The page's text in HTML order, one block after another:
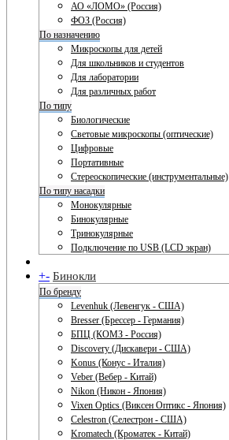
АО «ЛОМО» (Россия)
ФОЗ (Россия)
По назначению
Микроскопы для детей
Для школьников и студентов
Для лаборатории
Для различных работ
По типу
Биологические
Световые микроскопы (оптические)
Цифровые
Портативные
Стереоскопические (инструментальные)
По типу насадки
Монокулярные
Бинокулярные
Тринокулярные
Подключение по USB (LCD экран)
+- Бинокли
По бренду
Levenhuk (Левенгук - США)
Bresser (Брессер - Германия)
БПЦ (КОМЗ - Россия)
Discovery (Дискавери - США)
Konus (Конус - Италия)
Veber (Вебер - Китай)
Nikon (Никон - Япония)
Vixen Optics (Виксен Оптикс - Япония)
Celestron (Селестрон - США)
Kromatech (Кроматек - Китай)